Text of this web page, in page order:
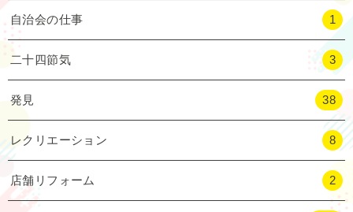
自治会の仕事 1
二十四節気 3
発見 38
レクリエーション 8
店舗リフォーム 2